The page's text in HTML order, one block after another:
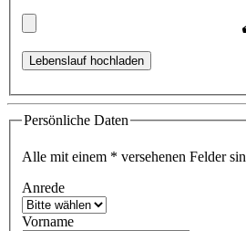
Persönliche Daten
Alle mit einem * versehenen Felder
Anrede
Vorname